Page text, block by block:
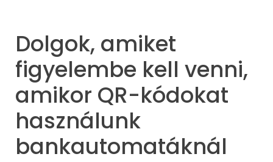
Dolgok, amiket
figyelembe kell venni,
amikor QR-kódokat
használunk
bankautomatáknál